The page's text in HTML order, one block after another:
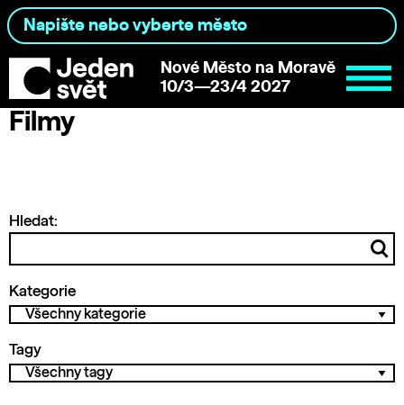
Nové Město na Moravě
10/3—23/4 2027
Filmy
Hledat:
Kategorie
Tagy